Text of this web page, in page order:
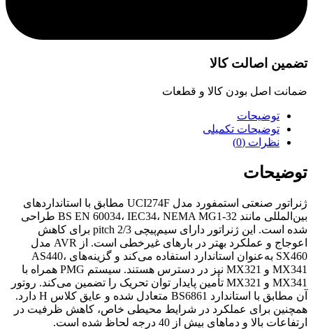
تضمین اصالت کالا
ضمانت اصل بودن کالا و قطعات
توضیحات
توضیحات تکمیلی
نظرات (0)
توضیحات
ژنراتور صنعتی استمفورد مدل UCI274F مطابق با استانداردهای
بین‌المللی مانند BS EN 60034، IEC34، NEMA MG1-32 طراحی
شده است. این ژنراتور دارای سیم‌پیچی 2/3 pitch برای کاهش
اعوجاج و عملکرد بهتر در بارهای غیرخطی است. از AVR مدل
SX460 به‌عنوان استاندارد استفاده می‌کند و گزینه‌های AS440،
MX341 و MX321 نیز در دسترس هستند. سیستم PMG همراه با
MX341 و MX321 تأمین پایدار توان تحریک را تضمین می‌کند. روتور
آن مطابق با استاندارد BS6861 متعادل شده و عایق کلاس H دارد.
همچنین برای عملکرد در شرایط محیطی خاص، کاهش ظرفیت در
ارتفاعات بالا و دماهای بیش از 40 درجه لحاظ شده است.